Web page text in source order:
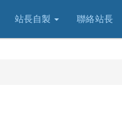
站長自製 聯絡站長